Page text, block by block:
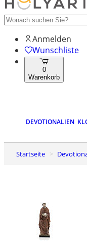
Anmelden
Wunschliste
0
Warenkorb
DEVOTIONALIEN
Startseite